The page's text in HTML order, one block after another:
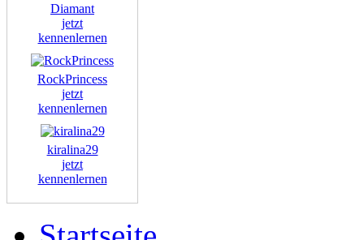
Diamant
jetzt
kennenlernen
RockPrincess
jetzt
kennenlernen
kiralina29
jetzt
kennenlernen